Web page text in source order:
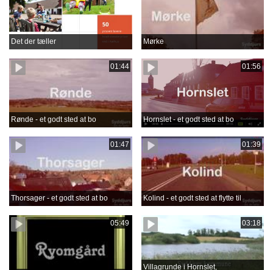
Det der tæller Mørke
01:44
Rønde - et godt sted at bo
01:56
Hornslet - et godt sted at bo
01:47
Thorsager - et godt sted at bo
01:39
Kolind - et godt sted at flytte til
05:49 03:18
Villagrunde i Hornslet,